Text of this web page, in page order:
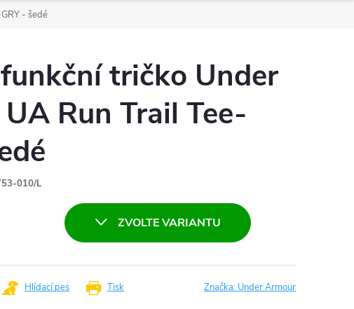
- šedé
tričko Under
Run Trail Tee-
010/L
ZVOLTE VARIANTU
Tisk
Hlídací pes Značka: Under Armour